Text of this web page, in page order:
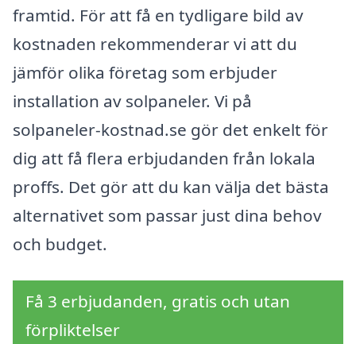
framtid. För att få en tydligare bild av
kostnaden rekommenderar vi att du
jämför olika företag som erbjuder
installation av solpaneler. Vi på
solpaneler-kostnad.se gör det enkelt för
dig att få flera erbjudanden från lokala
proffs. Det gör att du kan välja det bästa
alternativet som passar just dina behov
och budget.
Få 3 erbjudanden, gratis och utan
förpliktelser